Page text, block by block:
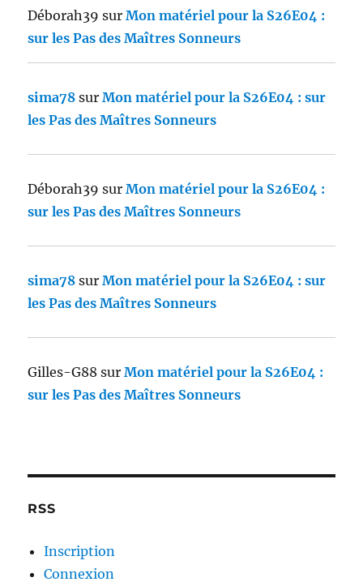
Déborah39 surMon matériel pour la S26E04 :
sur les Pas des Maîtres Sonneurs
sima78 surMon matériel pour la S26E04 : sur
les Pas des Maîtres Sonneurs
Déborah39 surMon matériel pour la S26E04 :
sur les Pas des Maîtres Sonneurs
sima78 surMon matériel pour la S26E04 : sur
les Pas des Maîtres Sonneurs
Gilles-G88 surMon matériel pour la S26E04 :
sur les Pas des Maîtres Sonneurs
RSS
Inscription
Connexion